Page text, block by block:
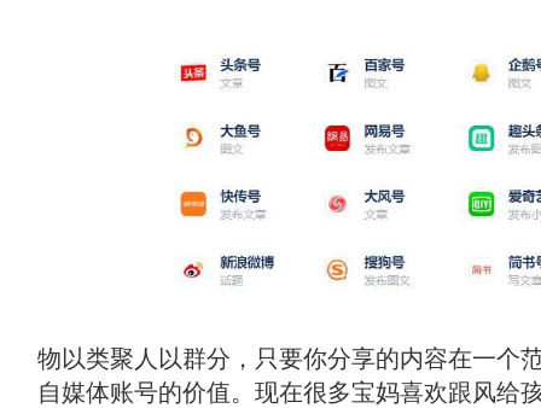
物以类聚人以群分，只要你分享的内容在一个
自媒体账号的价值。现在很多宝妈喜欢跟风给